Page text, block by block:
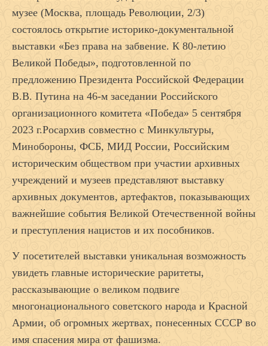
музее (Москва, площадь Революции, 2/3)
состоялось открытие историко-документальной
выставки «Без права на забвение. К 80-летию
Великой Победы», подготовленной по
предложению Президента Российской Федерации
В.В. Путина на 46-м заседании Российского
организационного комитета «Победа» 5 сентября
2023 г.Росархив совместно с Минкультуры,
Минобороны, ФСБ, МИД России, Российским
историческим обществом при участии архивных
учреждений и музеев представляют выставку
архивных документов, артефактов, показывающих
важнейшие события Великой Отечественной войны
и преступления нацистов и их пособников.
У посетителей выставки уникальная возможность
увидеть главные исторические раритеты,
рассказывающие о великом подвиге
многонационального советского народа и Красной
Армии, об огромных жертвах, понесенных СССР во
имя спасения мира от фашизма.